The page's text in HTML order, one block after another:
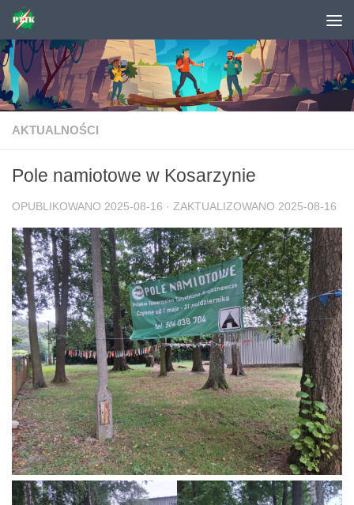
Skip to content
AKTUALNOŚCI
Pole namiotowe w Kosarzynie
OPUBLIKOWANO 2025-08-16 · ZAKTUALIZOWANO 2025-08-16